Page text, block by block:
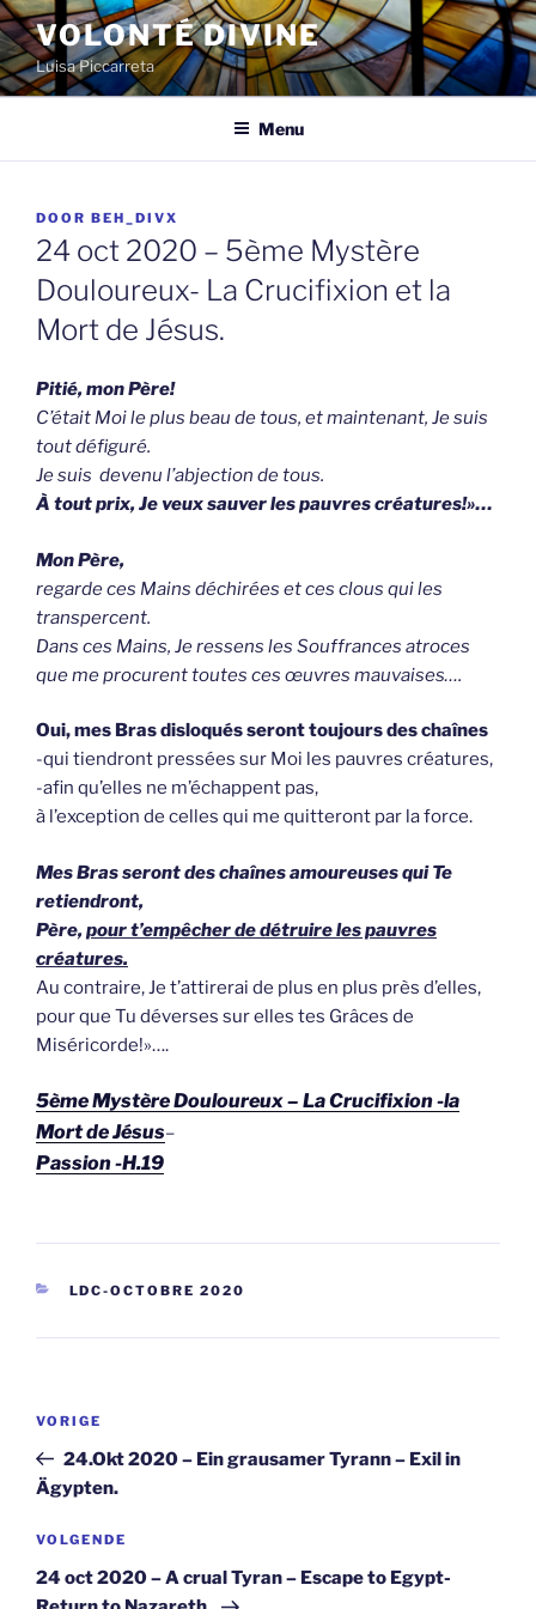
Spring
naar
de
inhoud
VOLONTÉ DIVINE
Luisa Piccarreta
Menu
GEPLAATST
OP
DOOR BEH_DIVX
24 oct 2020 – 5ème Mystère
Douloureux- La Crucifixion et la
Mort de Jésus.
Pitié, mon Père!
C’était Moi le plus beau de tous, et maintenant, Je suis
tout défiguré.
Je suis devenu l’abjection de tous.
À tout prix, Je veux sauver les pauvres créatures!»…
Mon Père,
regarde ces Mains déchirées et ces clous qui les
transpercent.
Dans ces Mains, Je ressens les Souffrances atroces
que me procurent toutes ces œuvres mauvaises….
Oui, mes Bras disloqués seront toujours des chaînes
-qui tiendront pressées sur Moi les pauvres créatures,
-afin qu’elles ne m’échappent pas,
à l’exception de celles qui me quitteront par la force.
Mes Bras seront des chaînes amoureuses qui Te
retiendront,
Père,pour t’empêcher de détruire les pauvres
créatures.
Au contraire, Je t’attirerai de plus en plus près d’elles,
pour que Tu déverses sur elles tes Grâces de
Miséricorde!»….
5ème Mystère Douloureux – La Crucifixion -la
Mort de Jésus–
Passion -H.19
CATEGORIEËN
LDC-OCTOBRE 2020
Vorig
bericht
VORIGE
24.Okt 2020 – Ein grausamer Tyrann – Exil in
Ägypten.
Volgend
bericht
VOLGENDE
24 oct 2020 – A crual Tyran – Escape to Egypt-